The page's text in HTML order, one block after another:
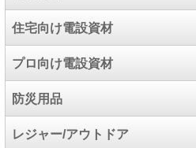
暖房器具
温水ルームヒーター
こたつ
住宅向け電設資材
インターホン
防犯・セキュリティ用品
住宅用火災警報器
プロ向け電設資材
電設資材
工具/高圧洗浄機/芝刈機
防災用品
防災用品
レジャー/アウトドア